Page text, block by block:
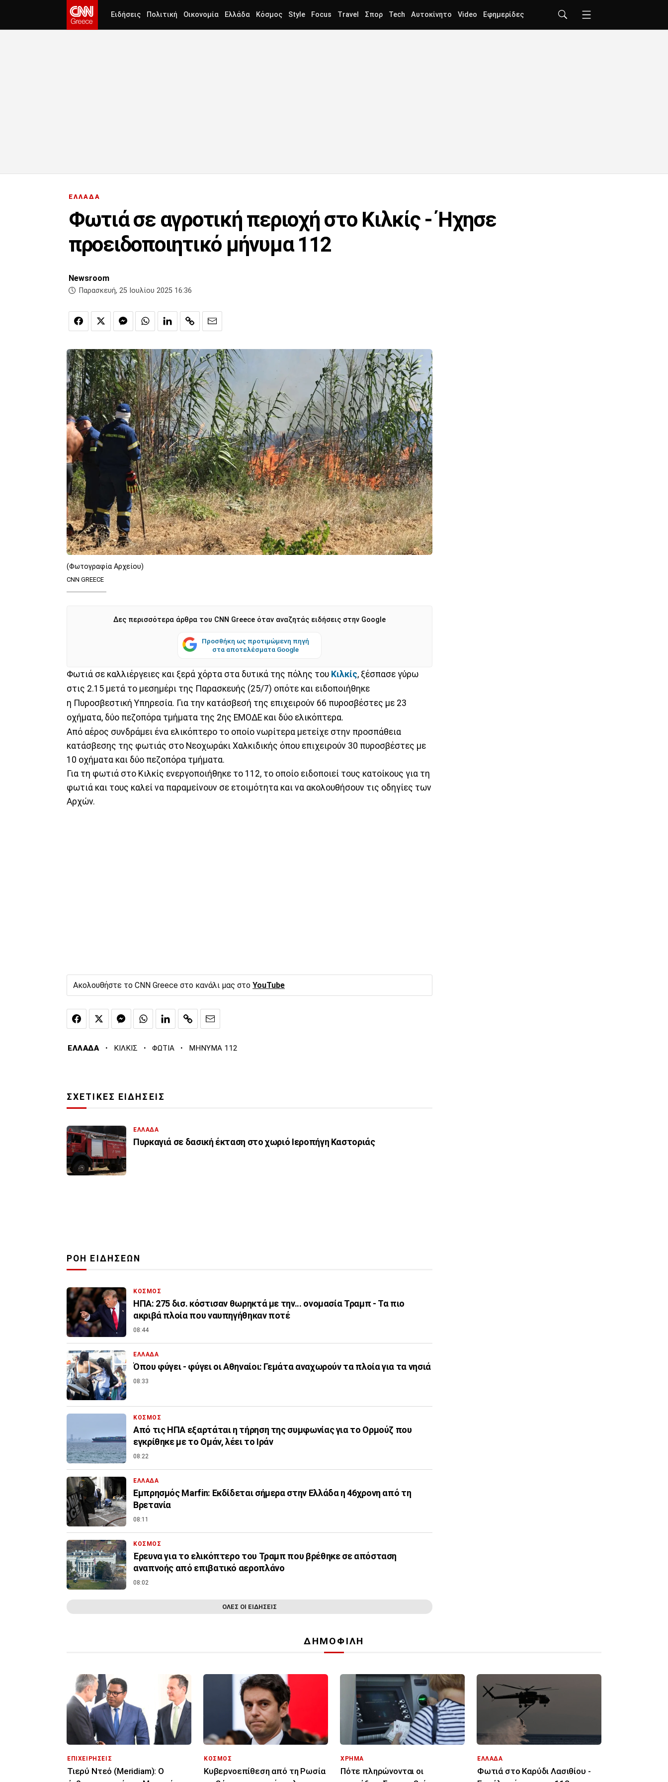
Ειδήσεις Πολιτική Οικονομία Ελλάδα Κόσμος Style Focus Travel Σπορ Tech Αυτοκίνητο Video Εφημερίδες
ΕΛΛΑΔΑ
Φωτιά σε αγροτική περιοχή στο Κιλκίς - Ήχησε
προειδοποιητικό μήνυμα 112
Newsroom
Παρασκευή, 25 Ιουλίου 2025 16:36
(Φωτογραφία Αρχείου)
CNN GREECE
Δες περισσότερα άρθρα του CNN Greece όταν αναζητάς ειδήσεις στην Google
Προσθήκη ως προτιμώμενη πηγή
στα αποτελέσματα Google
Φωτιά σε καλλιέργειες και ξερά χόρτα στα δυτικά της πόλης του Κιλκίς, ξέσπασε γύρω
στις 2.15 μετά το μεσημέρι της Παρασκευής (25/7) οπότε και ειδοποιήθηκε
η Πυροσβεστική Υπηρεσία. Για την κατάσβεσή της επιχειρούν 66 πυροσβέστες με 23
οχήματα, δύο πεζοπόρα τμήματα της 2ης ΕΜΟΔΕ και δύο ελικόπτερα.
Από αέρος συνδράμει ένα ελικόπτερο το οποίο νωρίτερα μετείχε στην προσπάθεια
κατάσβεσης της φωτιάς στο Νεοχωράκι Χαλκιδικής όπου επιχειρούν 30 πυροσβέστες με
10 οχήματα και δύο πεζοπόρα τμήματα.
Για τη φωτιά στο Κιλκίς ενεργοποιήθηκε το 112, το οποίο ειδοποιεί τους κατοίκους για τη
φωτιά και τους καλεί να παραμείνουν σε ετοιμότητα και να ακολουθήσουν τις οδηγίες των
Αρχών.
Ακολουθήστε το CNN Greece στο κανάλι μας στο YouTube
ΕΛΛΑΔΑ · ΚΙΛΚΙΣ · ΦΩΤΙΑ · ΜΗΝΥΜΑ 112
ΣΧΕΤΙΚΕΣ ΕΙΔΗΣΕΙΣ
ΕΛΛΑΔΑ
Πυρκαγιά σε δασική έκταση στο χωριό Ιεροπήγη Καστοριάς
ΡΟΗ ΕΙΔΗΣΕΩΝ
ΚΟΣΜΟΣ
ΗΠΑ: 275 δισ. κόστισαν θωρηκτά με την... ονομασία Τραμπ - Τα πιο
ακριβά πλοία που ναυπηγήθηκαν ποτέ
08:44
ΕΛΛΑΔΑ
Όπου φύγει - φύγει οι Αθηναίοι: Γεμάτα αναχωρούν τα πλοία για τα νησιά
08:33
ΚΟΣΜΟΣ
Από τις ΗΠΑ εξαρτάται η τήρηση της συμφωνίας για το Ορμούζ που
εγκρίθηκε με το Ομάν, λέει το Ιράν
08:22
ΕΛΛΑΔΑ
Εμπρησμός Marfin: Εκδίδεται σήμερα στην Ελλάδα η 46χρονη από τη
Βρετανία
08:11
ΚΟΣΜΟΣ
Έρευνα για το ελικόπτερο του Τραμπ που βρέθηκε σε απόσταση
αναπνοής από επιβατικό αεροπλάνο
08:02
ΟΛΕΣ ΟΙ ΕΙΔΗΣΕΙΣ
ΔΗΜΟΦΙΛΗ
ΕΠΙΧΕΙΡΗΣΕΙΣ
Τιερύ Ντεό (Meridiam): Ο
ΚΟΣΜΟΣ
Κυβερνοεπίθεση από τη Ρωσία
ΧΡΗΜΑ
Πότε πληρώνονται οι
ΕΛΛΑΔΑ
Φωτιά στο Καρύδι Λασιθίου -